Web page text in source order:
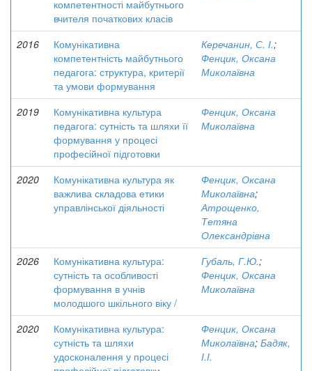
компетентності майбутнього
вчителя початкових класів
2016
Комунікативна
компетентність майбутнього
педагога: структура, критерії
та умови формування
Керечанин, С. І.;
Фенцик, Оксана
Миколаївна
2019
Комунікативна культура
педагога: сутність та шляхи її
формування у процесі
професійної підготовки
Фенцик, Оксана
Миколаївна
2020
Комунікативна культура як
важлива складова етики
управлінської діяльності
Фенцик, Оксана
Миколаївна;
Атрощенко,
Тетяна
Олександрівна
2026
Комунікативна культура:
сутність та особливості
формування в учнів
молодшого шкільного віку /
Губаль, Г.Ю.;
Фенцик, Оксана
Миколаївна
2020
Комунікативна культура:
сутність та шляхи
удосконалення у процесі
Фенцик, Оксана
Миколаївна; Бадяк,
І.І.